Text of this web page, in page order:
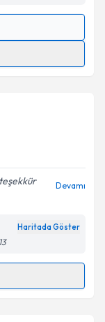
Devamı
Haritada Göster